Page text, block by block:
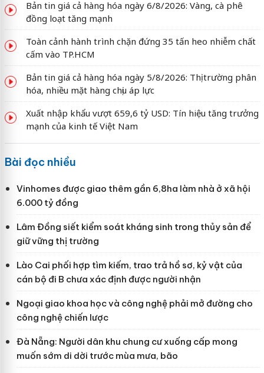
Bản tin giá cả hàng hóa ngày 6/8/2026: Vàng, cà phê
đồng loạt tăng mạnh
Toàn cảnh hành trình chặn đứng 35 tấn heo nhiễm chất
cấm vào TP.HCM
Bản tin giá cả hàng hóa ngày 5/8/2026: Thị trường phân
hóa, nhiều mặt hàng chịu áp lực
Xuất nhập khẩu vượt 659,6 tỷ USD: Tín hiệu tăng trưởng
mạnh của kinh tế Việt Nam
Bài đọc nhiều
Vinhomes được giao thêm gần 6,8ha làm nhà ở xã hội
6.000 tỷ đồng
Lâm Đồng siết kiểm soát kháng sinh trong thủy sản để
giữ vững thị trường
Lào Cai phối hợp tìm kiếm, trao trả hồ sơ, kỷ vật của
cán bộ đi B chưa xác định được người nhận
Ngoại giao khoa học và công nghệ phải mở đường cho
công nghệ chiến lược
Đà Nẵng: Người dân khu chung cư xuống cấp mong
muốn sớm di dời trước mùa mưa, bão